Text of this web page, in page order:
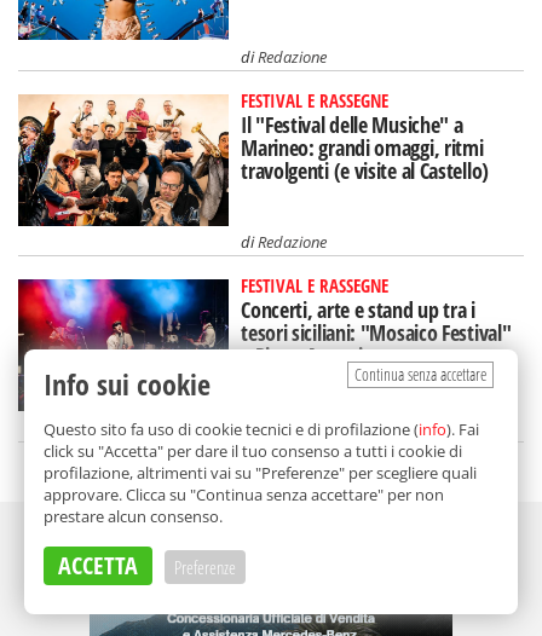
diRedazione
FESTIVAL E RASSEGNE
Il "Festival delle Musiche" a
Marineo: grandi omaggi, ritmi
travolgenti (e visite al Castello)
diRedazione
FESTIVAL E RASSEGNE
Concerti, arte e stand up tra i
tesori siciliani: "Mosaico Festival"
a Piazza Armerina
diRedazione
Continua senza accettare
Info sui cookie
Questo sito fa uso di cookie tecnici e di profilazione (info). Fai
click su "Accetta" per dare il tuo consenso a tutti i cookie di
profilazione, altrimenti vai su "Preferenze" per scegliere quali
approvare. Clicca su "Continua senza accettare" per non
prestare alcun consenso.
ACCETTA Preferenze